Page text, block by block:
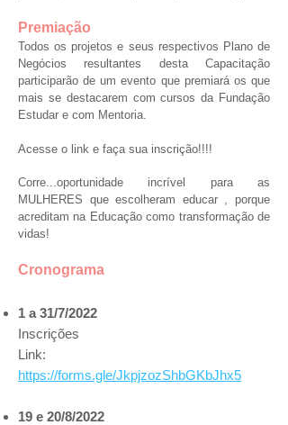
Premiação
Todos os projetos e seus respectivos Plano de
Negócios resultantes desta Capacitação
participarão de um evento que premiará os que
mais se destacarem com cursos da Fundação
Estudar e com Mentoria.
Acesse o link e faça sua inscrição!!!!
Corre...oportunidade incrível para as
MULHERES que escolheram educar , porque
acreditam na Educação como transformação de
vidas!
Cronograma
1 a 31/7/2022
Inscrições
Link:
https://forms.gle/JkpjzozShbGKbJhx5
19 e 20/8/2022